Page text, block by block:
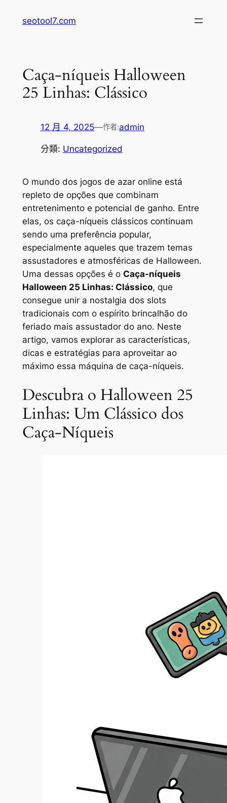
seotool7.com
Caça-níqueis Halloween
25 Linhas: Clássico
12 月 4, 2025—作者:admin
分類: Uncategorized
O mundo dos jogos de azar online está
repleto de opções que combinam
entretenimento e potencial de ganho. Entre
elas, os caça-níqueis clássicos continuam
sendo uma preferência popular,
especialmente aqueles que trazem temas
assustadores e atmosféricas de Halloween.
Uma dessas opções é o Caça-níqueis
Halloween 25 Linhas: Clássico, que
consegue unir a nostalgia dos slots
tradicionais com o espírito brincalhão do
feriado mais assustador do ano. Neste
artigo, vamos explorar as características,
dicas e estratégias para aproveitar ao
máximo essa máquina de caça-níqueis.
Descubra o Halloween 25
Linhas: Um Clássico dos
Caça-Níqueis